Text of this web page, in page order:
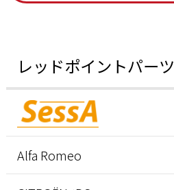
レッドポイントパーツ
Alfa Romeo